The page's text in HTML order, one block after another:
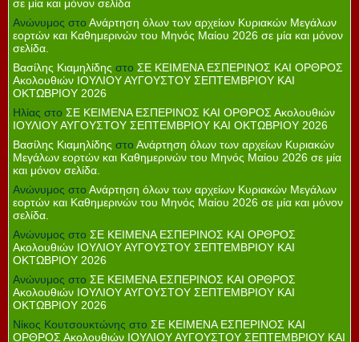
σε μία και μόνον σελίδα
Ανώνυμος στο Ανάρτηση όλων των αρχείων Κυριακών Μεγάλων
εορτών και Καθημερινών του Μηνός Μαίου 2026 σε μία και μόνον
σελίδα.
Βασίλης Κιαμηλίδης στο ΣΕ ΚΕΙΜΕΝΑ ΕΣΠΕΡΙΝΟΣ ΚΑΙ ΟΡΘΡΟΣ
Ακολουθιών ΙΟΥΛΙΟΥ ΑΥΓΟΥΣΤΟΥ ΣΕΠΤΕΜΒΡΙΟΥ ΚΑΙ
ΟΚΤΩΒΡΙΟΥ 2026
Ηλίας στο ΣΕ ΚΕΙΜΕΝΑ ΕΣΠΕΡΙΝΟΣ ΚΑΙ ΟΡΘΡΟΣ Ακολουθιών
ΙΟΥΛΙΟΥ ΑΥΓΟΥΣΤΟΥ ΣΕΠΤΕΜΒΡΙΟΥ ΚΑΙ ΟΚΤΩΒΡΙΟΥ 2026
Βασίλης Κιαμηλίδης στο Ανάρτηση όλων των αρχείων Κυριακών
Μεγάλων εορτών και Καθημερινών του Μηνός Μαίου 2026 σε μία
και μόνον σελίδα.
Ανώνυμος στο Ανάρτηση όλων των αρχείων Κυριακών Μεγάλων
εορτών και Καθημερινών του Μηνός Μαίου 2026 σε μία και μόνον
σελίδα.
Ανώνυμος στο ΣΕ ΚΕΙΜΕΝΑ ΕΣΠΕΡΙΝΟΣ ΚΑΙ ΟΡΘΡΟΣ
Ακολουθιών ΙΟΥΛΙΟΥ ΑΥΓΟΥΣΤΟΥ ΣΕΠΤΕΜΒΡΙΟΥ ΚΑΙ
ΟΚΤΩΒΡΙΟΥ 2026
Ανώνυμος στο ΣΕ ΚΕΙΜΕΝΑ ΕΣΠΕΡΙΝΟΣ ΚΑΙ ΟΡΘΡΟΣ
Ακολουθιών ΙΟΥΛΙΟΥ ΑΥΓΟΥΣΤΟΥ ΣΕΠΤΕΜΒΡΙΟΥ ΚΑΙ
ΟΚΤΩΒΡΙΟΥ 2026
Νίκος Κουτσουκτώνης στο ΣΕ ΚΕΙΜΕΝΑ ΕΣΠΕΡΙΝΟΣ ΚΑΙ
ΟΡΘΡΟΣ Ακολουθιών ΙΟΥΛΙΟΥ ΑΥΓΟΥΣΤΟΥ ΣΕΠΤΕΜΒΡΙΟΥ ΚΑΙ